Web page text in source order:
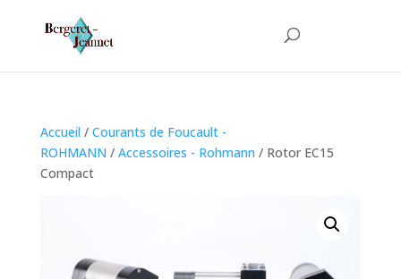
Accueil / Courants de Foucault -
ROHMANN / Accessoires - Rohmann / Rotor EC15
Compact